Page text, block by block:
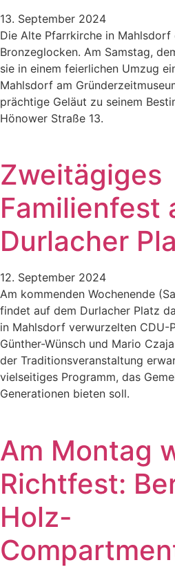
13. September 2024
Die Alte Pfarrkirche in Mahlsdorf
Bronzeglocken. Am Samstag,
sie in einem feierlichen Umzug
Mahlsdorf am
prächtige Geläut zu seinem
Hönower Straße 13.
Zweitägiges
Familienfest
Durlacher
12. September 2024
Am kommenden Wochenende
findet auf dem Durlacher Platz
in Mahlsdorf verwurzelten CDU-
Günther-Wünsch und Mario
der Traditionsveranstaltung
vielseitiges Programm, das
Generationen bieten soll.
Am Montag
Richtfest:
Holz-